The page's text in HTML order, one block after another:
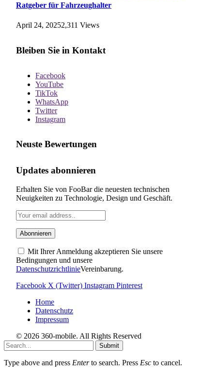
Ratgeber für Fahrzeughalter
April 24, 20252,311 Views
Bleiben Sie in Kontakt
Facebook
YouTube
TikTok
WhatsApp
Twitter
Instagram
Neuste Bewertungen
Updates abonnieren
Erhalten Sie von FooBar die neuesten technischen
Neuigkeiten zu Technologie, Design und Geschäft.
Mit Ihrer Anmeldung akzeptieren Sie unsere
Bedingungen und unsere
DatenschutzrichtlinieVereinbarung.
Facebook X (Twitter) Instagram Pinterest
Home
Datenschutz
Impressum
© 2026 360-mobile. All Rights Reserved
Submit
Type above and press Enterto search. Press Esc to cancel.